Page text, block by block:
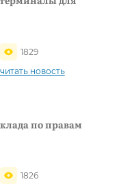
1829
читать новость
по правам
1826